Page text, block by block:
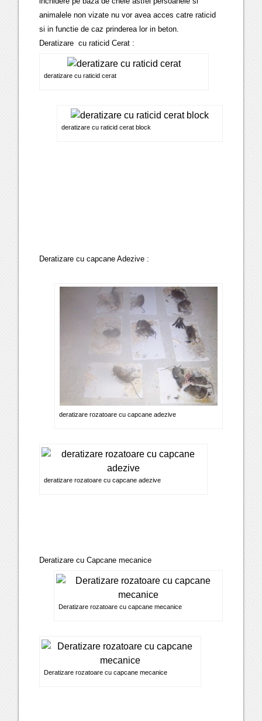
animalele non vizate nu vor avea acces catre raticid
si in functie de caz prinderea lor in beton.
Deratizare cu raticid Cerat :
deratizare cu raticid cerat
deratizare cu raticid cerat block
Deratizare cu capcane Adezive :
deratizare rozatoare cu capcane adezive
deratizare rozatoare cu capcane adezive
Deratizare cu Capcane mecanice
Deratizare rozatoare cu capcane mecanice
Deratizare rozatoare cu capcane mecanice